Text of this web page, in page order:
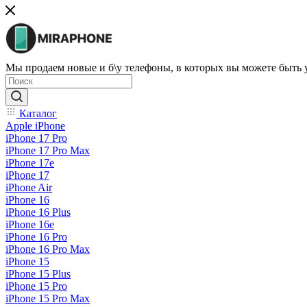
Мы продаем новые и б\у телефоны, в которых вы можете быть
Каталог
Apple iPhone
iPhone 17 Pro
iPhone 17 Pro Max
iPhone 17e
iPhone 17
iPhone Air
iPhone 16
iPhone 16 Plus
iPhone 16e
iPhone 16 Pro
iPhone 16 Pro Max
iPhone 15
iPhone 15 Plus
iPhone 15 Pro
iPhone 15 Pro Max